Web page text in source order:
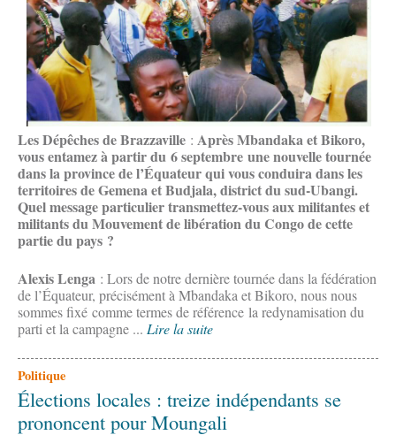
Les Dépêches de Brazzaville : Après Mbandaka et Bikoro,
vous entamez à partir du 6 septembre une nouvelle tournée
dans la province de l’Équateur qui vous conduira dans les
territoires de Gemena et Budjala, district du sud-Ubangi.
Quel message particulier transmettez-vous aux militantes et
militants du Mouvement de libération du Congo de cette
partie du pays ?
Alexis Lenga : Lors de notre dernière tournée dans la fédération
de l’Équateur, précisément à Mbandaka et Bikoro, nous nous
sommes fixé comme termes de référence la redynamisation du
parti et la campagne ... Lire la suite
Politique
Élections locales : treize indépendants se
prononcent pour Moungali